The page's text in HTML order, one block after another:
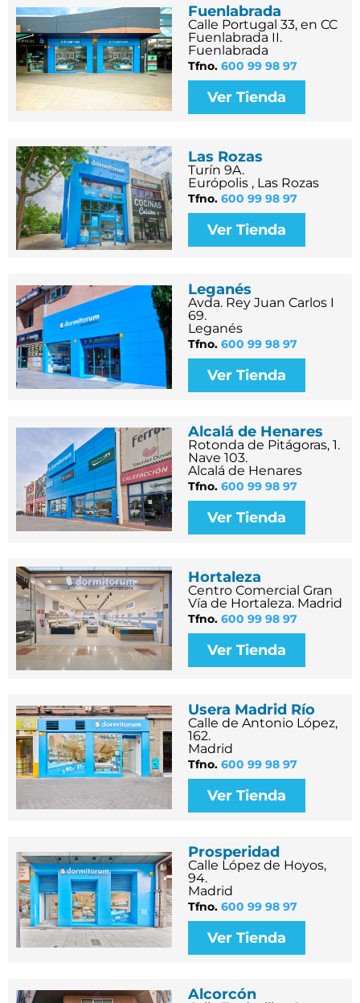
Fuenlabrada
Calle Portugal 33, en CC
Fuenlabrada II.
Fuenlabrada
Tfno. 600 99 98 97
Ver Tienda
Las Rozas
Turín 9A.
Európolis , Las Rozas
Tfno. 600 99 98 97
Ver Tienda
Leganés
Avda. Rey Juan Carlos I
69.
Leganés
Tfno. 600 99 98 97
Ver Tienda
Alcalá de Henares
Rotonda de Pitágoras, 1.
Nave 103.
Alcalá de Henares
Tfno. 600 99 98 97
Ver Tienda
Hortaleza
Centro Comercial Gran
Vía de Hortaleza. Madrid
Tfno. 600 99 98 97
Ver Tienda
Usera Madrid Río
Calle de Antonio López,
162.
Madrid
Tfno. 600 99 98 97
Ver Tienda
Prosperidad
Calle López de Hoyos,
94.
Madrid
Tfno. 600 99 98 97
Ver Tienda
Alcorcón